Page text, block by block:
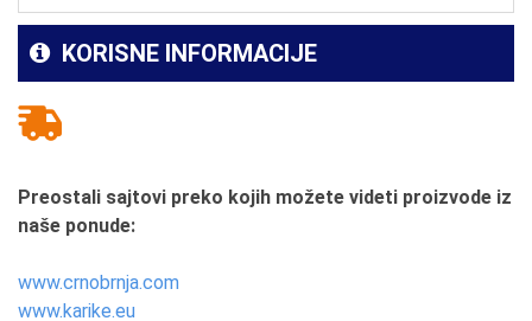
KORISNE INFORMACIJE
Preostali sajtovi preko kojih možete videti proizvode iz
naše ponude:
www.crnobrnja.com
www.karike.eu